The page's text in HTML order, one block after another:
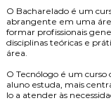
O Bachareladoé um
abrangente em uma
formar profissionais
disciplinas teóricas e
área.
O Tecnólogoé um curso
aluno estuda, mais
lo a atender às